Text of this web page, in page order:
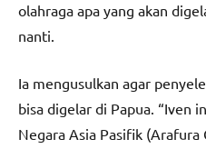
olahraga apa yang akan
nanti.
Ia mengusulkan agar
bisa digelar di Papua. “Iven
Negara Asia Pasifik (Arafura